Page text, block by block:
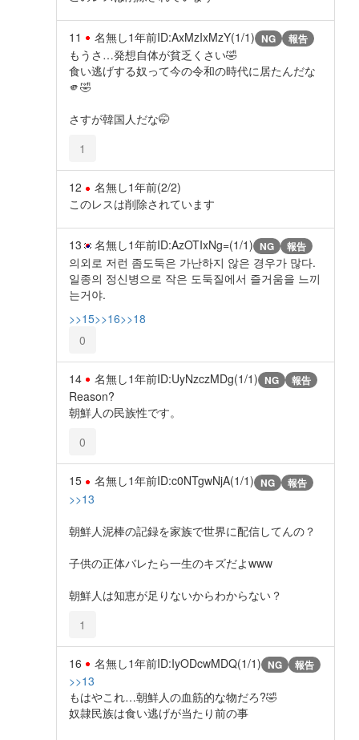
11 名無し1年前ID:AxMzIxMzY(1/1) NG 報告
もうさ…発想自体が貧乏くさい🤣
食い逃げする奴って今の令和の時代に居たんだな
🫵🤣
さすが韓国人だな🤭
1
12 名無し1年前(2/2)
このレスは削除されています
13 名無し1年前ID:AzOTIxNg=(1/1) NG 報告
의외로 저런 좀도둑은 가난하지 않은 경우가 많다.
일종의 정신병으로 작은 도둑질에서 즐거움을 느끼
는거야.
>>15>>16>>18
0
14 名無し1年前ID:UyNzczMDg(1/1) NG 報告
Reason?
朝鮮人の民族性です。
0
15 名無し1年前ID:c0NTgwNjA(1/1) NG 報告
>>13
朝鮮人泥棒の記録を家族で世界に配信してんの？
子供の正体バレたら一生のキズだよwww
朝鮮人は知恵が足りないからわからない？
1
16 名無し1年前ID:IyODcwMDQ(1/1) NG 報告
>>13
もはやこれ…朝鮮人の血筋的な物だろ?🤣
奴隷民族は食い逃げが当たり前の事